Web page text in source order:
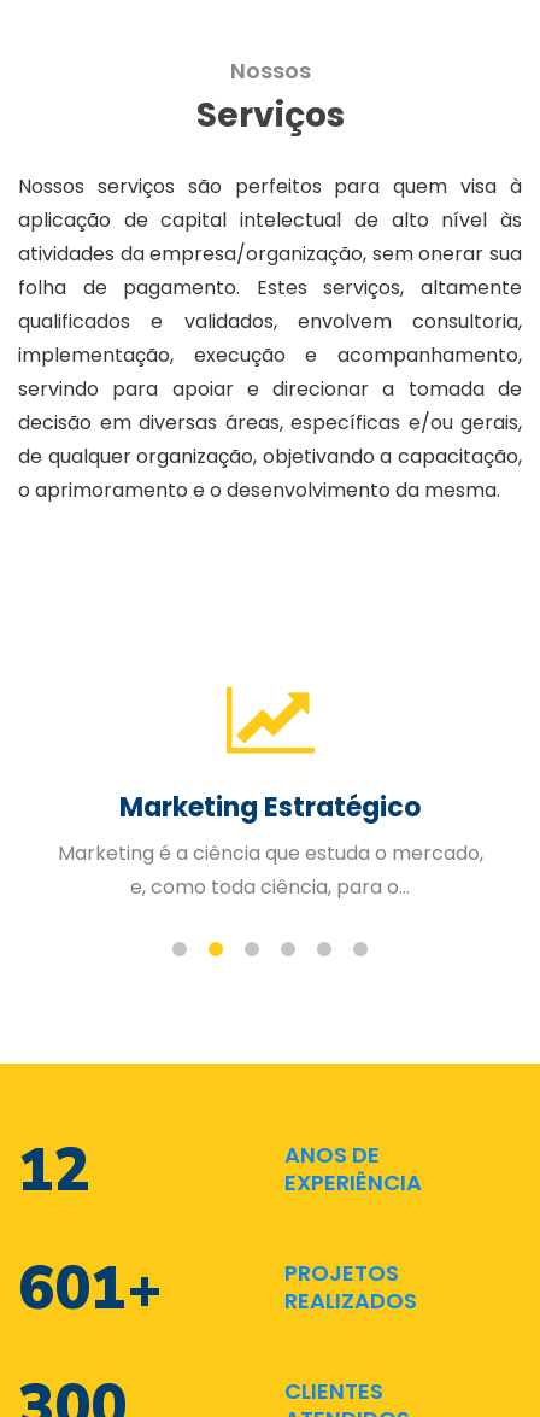
Nossos
Serviços
Nossos serviços são perfeitos para quem visa à
aplicação de capital intelectual de alto nível às
atividades da empresa/organização, sem onerar sua
folha de pagamento. Estes serviços, altamente
qualificados e validados, envolvem consultoria,
implementação, execução e acompanhamento,
servindo para apoiar e direcionar a tomada de
decisão em diversas áreas, específicas e/ou gerais,
de qualquer organização, objetivando a capacitação,
o aprimoramento e o desenvolvimento da mesma.
Gestão de Pessoas
A Gestão Estratégica de Pessoas trabalhada
de forma organizada e planejad...
17
ANOS DE
EXPERIÊNCIA
873+
PROJETOS
REALIZADOS
CLIENTES